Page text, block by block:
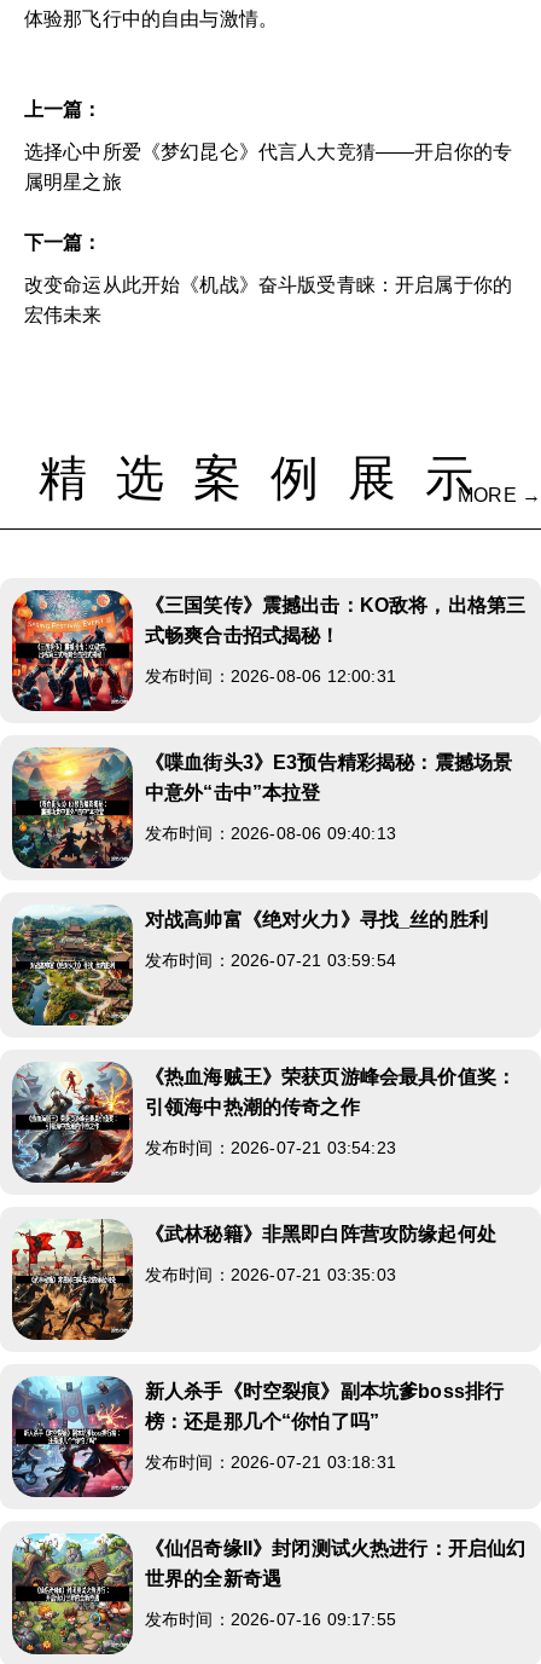
体验那飞行中的自由与激情。
上一篇：
选择心中所爱《梦幻昆仑》代言人大竞猜——开启你的专
属明星之旅
下一篇：
改变命运从此开始《机战》奋斗版受青睐：开启属于你的
宏伟未来
精选案例展示MORE →
《三国笑传》震撼出击：KO敌将，出格第三
式畅爽合击招式揭秘！
发布时间：2026-08-06 12:00:31
《喋血街头3》E3预告精彩揭秘：震撼场景
中意外“击中”本拉登
发布时间：2026-08-06 09:40:13
对战高帅富《绝对火力》寻找_丝的胜利
发布时间：2026-07-21 03:59:54
《热血海贼王》荣获页游峰会最具价值奖：
引领海中热潮的传奇之作
发布时间：2026-07-21 03:54:23
《武林秘籍》非黑即白阵营攻防缘起何处
发布时间：2026-07-21 03:35:03
新人杀手《时空裂痕》副本坑爹boss排行
榜：还是那几个“你怕了吗”
发布时间：2026-07-21 03:18:31
《仙侣奇缘II》封闭测试火热进行：开启仙幻
世界的全新奇遇
发布时间：2026-07-16 09:17:55